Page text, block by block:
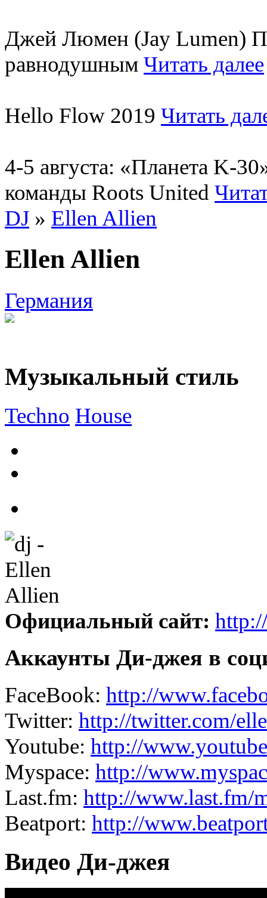
Джей Люмен (Jay Lumen)
равнодушным Читать далее
Hello Flow 2019 Читать
4-5 августа: «Планета K-
команды Roots United
DJ » Ellen Allien
Ellen Allien
Германия
Музыкальный стиль
Techno House
Официальный сайт:
Аккаунты Ди-джея в
FaceBook: http://
Twitter: http://twitter.com/
Youtube: http://
Myspace: http://
Last.fm: http://www.last.fm/
Beatport: http://
Видео Ди-джея